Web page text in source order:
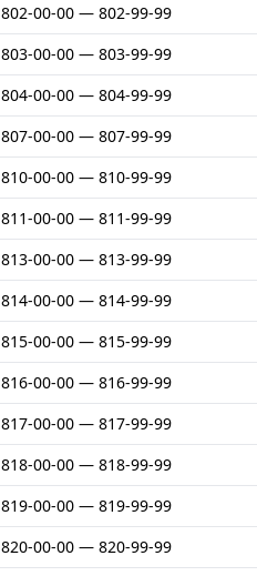
802-00-00 — 802-99-99
803-00-00 — 803-99-99
804-00-00 — 804-99-99
807-00-00 — 807-99-99
810-00-00 — 810-99-99
811-00-00 — 811-99-99
813-00-00 — 813-99-99
814-00-00 — 814-99-99
815-00-00 — 815-99-99
816-00-00 — 816-99-99
817-00-00 — 817-99-99
818-00-00 — 818-99-99
819-00-00 — 819-99-99
820-00-00 — 820-99-99